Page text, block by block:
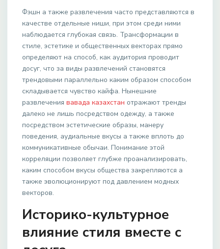
Фэшн а также развлечения часто представляются в
качестве отдельные ниши, при этом среди ними
наблюдается глубокая связь. Трансформации в
стиле, эстетике и общественных векторах прямо
определяют на способ, как аудитория проводит
досуг, что за виды развлечений становятся
трендовыми параллельно каким образом способом
складывается чувство кайфа. Нынешние
развлечения вавада казахстан отражают тренды
далеко не лишь посредством одежду, а также
посредством эстетические образы, манеру
поведения, аудиальные вкусы а также вплоть до
коммуникативные обычаи. Понимание этой
корреляции позволяет глубже проанализировать,
каким способом вкусы общества закрепляются а
также эволюционируют под давлением модных
векторов.
Историко-культурное
влияние стиля вместе с